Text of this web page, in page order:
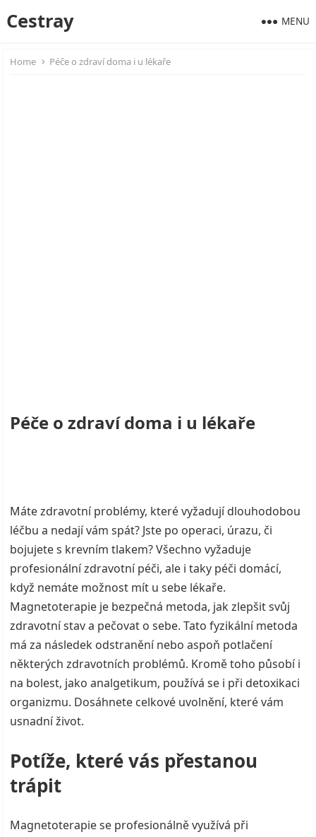
Cestray MENU
Home Péče o zdraví doma i u lékaře
Péče o zdraví doma i u lékaře
Máte zdravotní problémy, které vyžadují dlouhodobou
léčbu a nedají vám spát? Jste po operaci, úrazu, či
bojujete s krevním tlakem? Všechno vyžaduje
profesionální zdravotní péči, ale i taky péči domácí,
když nemáte možnost mít u sebe lékaře.
Magnetoterapie je bezpečná metoda, jak zlepšit svůj
zdravotní stav a pečovat o sebe. Tato fyzikální metoda
má za následek odstranění nebo aspoň potlačení
některých zdravotních problémů. Kromě toho působí i
na bolest, jako analgetikum, používá se i při detoxikaci
organizmu. Dosáhnete celkové uvolnění, které vám
usnadní život.
Potíže, které vás přestanou
trápit
Magnetoterapie se profesionálně využívá při